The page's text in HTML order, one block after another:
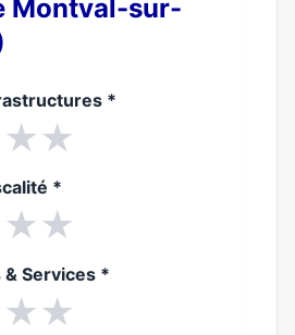
Montval-sur-
*
★★
*
★★
Services *
★★